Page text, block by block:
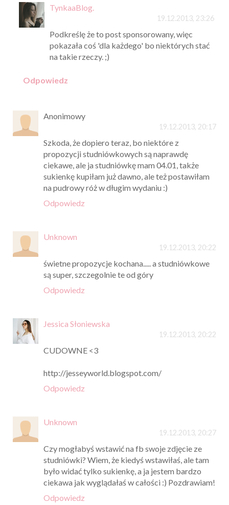
TynkaaBlog.
19.12.2013, 23:26
Podkreślę że to post sponsorowany, więc
pokazała coś 'dla każdego' bo niektórych stać
na takie rzeczy. ;)
Odpowiedz
Anonimowy
19.12.2013, 20:17
Szkoda, że dopiero teraz, bo niektóre z
propozycji studniówkowych są naprawdę
ciekawe, ale ja studniówkę mam 04.01, także
sukienkę kupiłam już dawno, ale też postawiłam
na pudrowy róż w długim wydaniu :)
Odpowiedz
Unknown
19.12.2013, 20:22
świetne propozycje kochana..... a studniówkowe
są super, szczegolnie te od góry
Odpowiedz
Jessica Słoniewska
19.12.2013, 20:22
CUDOWNE <3
http://jesseyworld.blogspot.com/
Odpowiedz
Unknown
19.12.2013, 20:27
Czy mogłabyś wstawić na fb swoje zdjęcie ze
studniówki? Wiem, że kiedyś wstawiłaś, ale tam
było widać tylko sukienkę, a ja jestem bardzo
ciekawa jak wyglądałaś w całości :) Pozdrawiam!
Odpowiedz